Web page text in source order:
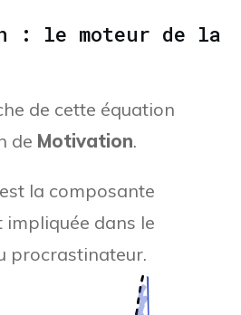
: le moteur de la
de cette équation
de Motivation.
la composante
impliquée dans le
procrastinateur.